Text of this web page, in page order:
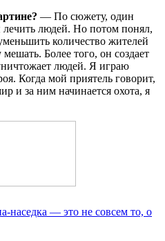
— По сюжету, один
людей. Но потом понял,
количество жителей
Более того, он создает
людей. Я играю
Когда мой приятель говорит,
и за ним начинается охота, я
наседка — это не совсем то, о